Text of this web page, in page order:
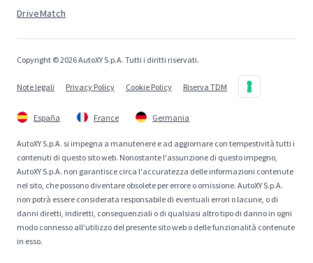
DriveMatch
Copyright © 2026 AutoXY S.p.A. Tutti i diritti riservati.
Note legali Privacy Policy Cookie Policy Riserva TDM
España France Germania
AutoXY S.p.A. si impegna a manutenere e ad aggiornare con tempestività tutti i
contenuti di questo sito web. Nonostante l'assunzione di questo impegno,
AutoXY S.p.A. non garantisce circa l'accuratezza delle informazioni contenute
nel sito, che possono diventare obsolete per errore o omissione. AutoXY S.p.A.
non potrà essere considerata responsabile di eventuali errori o lacune, o di
danni diretti, indiretti, consequenziali o di qualsiasi altro tipo di danno in ogni
modo connesso all'utilizzo del presente sito web o delle funzionalità contenute
in esso.